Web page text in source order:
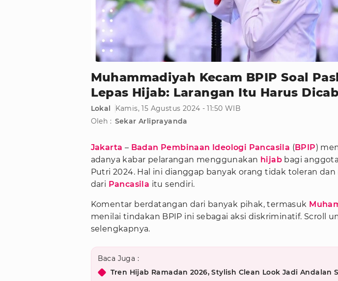
Muhammadiyah Kecam BPIP Soal
Lepas Hijab: Larangan Itu Harus
Lokal
Kamis, 15 Agustus 2024 - 11:50 WIB
Oleh : Sekar Arliprayanda
Jakarta – Badan Pembinaan Ideologi Pancasila ( BPIP)
adanya kabar pelarangan menggunakan hijabbagi anggota
Putri 2024. Hal ini dianggap banyak orang tidak toleran dan
dari Pancasila itu sendiri.
Komentar berdatangan dari banyak pihak, termasuk
menilai tindakan BPIP ini sebagai aksi diskriminatif. Scroll
selengkapnya.
Baca Juga :
Tren Hijab Ramadan 2026, Stylish Clean Look Jadi Andalan